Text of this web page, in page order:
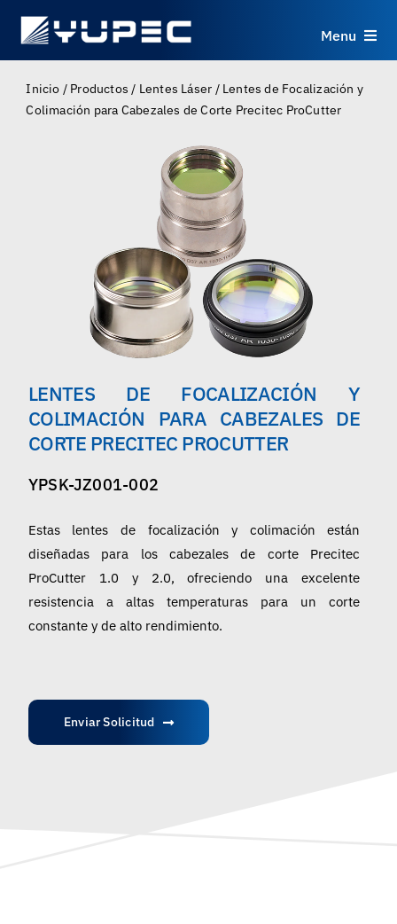
Menu
Productos
Servicios
Aplicaciones
Recursos
Sobre
Contacto
Español
Inicio / Productos / Lentes Láser / Lentes de Focalización y
Colimación para Cabezales de Corte Precitec ProCutter
LENTES DE FOCALIZACIÓN Y
COLIMACIÓN PARA CABEZALES DE
CORTE PRECITEC PROCUTTER
YPSK-JZ001-002
Estas lentes de focalización y colimación están
diseñadas para los cabezales de corte Precitec
ProCutter 1.0 y 2.0, ofreciendo una excelente
resistencia a altas temperaturas para un corte
constante y de alto rendimiento.
Enviar Solicitud